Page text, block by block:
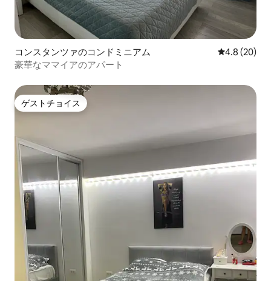
コンスタンツァのコンドミニアム レビュー20
4.8 (20)
豪華なママイアのアパート
ゲストチョイス
ゲストチョイス